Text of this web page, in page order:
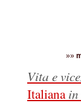
»»
Vita e
Italiana